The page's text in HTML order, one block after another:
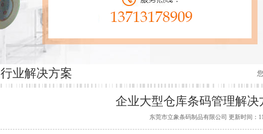
行业解决方案
企业大型仓库条码管理解决
东莞市立象条码制品有限公司 更新时间：